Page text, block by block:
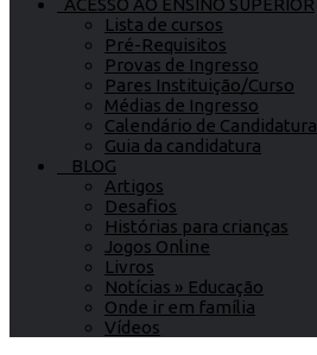
ACESSO AO ENSINO SUPERIOR
Lista de cursos
Pré-Requisitos
Provas de Ingresso
Pares Instituição/Curso
Médias de Ingresso
Calendário de Candidatura
Guia da candidatura
BLOG
Artigos
Desafios
Histórias para crianças
Jogos Online
Livros
Notícias » Educação
Onde ir em família
Vídeos